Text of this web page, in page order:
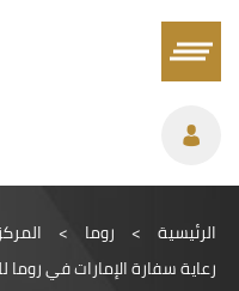
الرئيسية > روما >
رعاية سفارة الإمارات في روما